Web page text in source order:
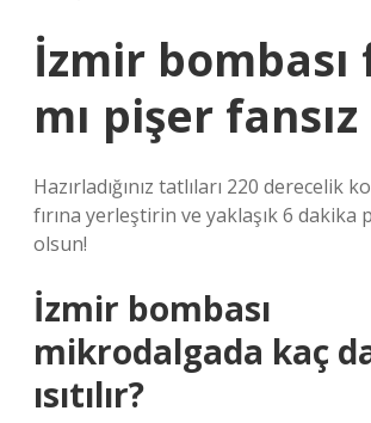
İzmir bombası
mı pişer fansız
Hazırladığınız tatlıları 220 derecelik
fırına yerleştirin ve yaklaşık 6 dakika
olsun!
İzmir bombası
mikrodalgada kaç
ısıtılır?